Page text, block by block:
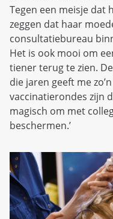
Tegen een meisje dat
zeggen dat haar
consultatiebureau
Het is ook mooi om
tiener terug te zien.
die jaren geeft me
vaccinatierondes zijn
magisch om met
beschermen.’